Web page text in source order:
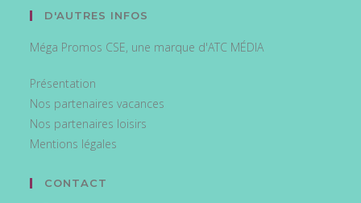
D'AUTRES INFOS
Méga Promos CSE, une marque d'ATC MÉDIA
Présentation
Nos partenaires vacances
Nos partenaires loisirs
Mentions légales
CONTACT